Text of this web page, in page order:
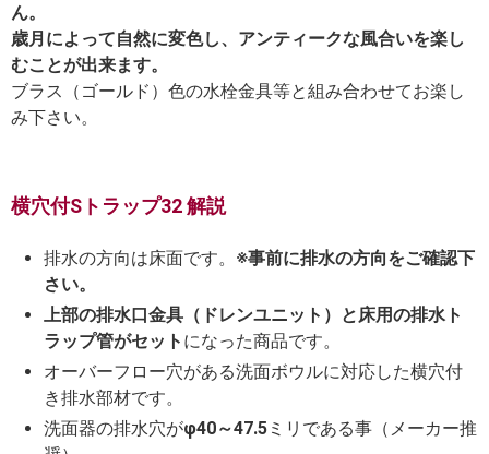
ん。
歳月によって自然に変色し、アンティークな風合いを楽し
むことが出来ます。
ブラス（ゴールド）色の水栓金具等と組み合わせてお楽し
み下さい。
横穴付Sトラップ32 解説
排水の方向は床面です。 ※事前に排水の方向をご確認下
さい。
上部の排水口金具（ドレンユニット）と床用の排水ト
ラップ管がセット になった商品です。
オーバーフロー穴がある洗面ボウルに対応した横穴付
き排水部材です。
洗面器の排水穴がφ40～47.5 ミリである事（メーカー推